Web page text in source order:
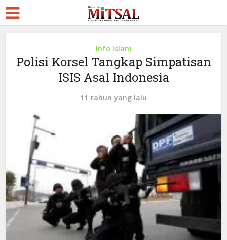
Info Islam
Polisi Korsel Tangkap Simpatisan
ISIS Asal Indonesia
11 tahun yang lalu